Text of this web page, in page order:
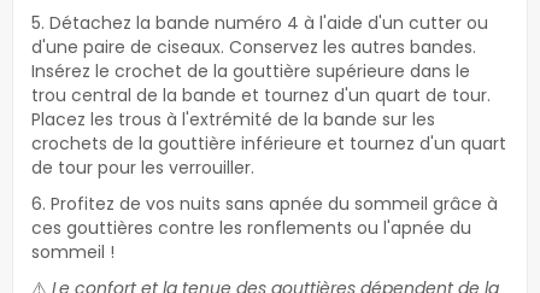
5. Détachez la bande numéro 4 à l'aide d'un cutter ou
d'une paire de ciseaux. Conservez les autres bandes.
Insérez le crochet de la gouttière supérieure dans le
trou central de la bande et tournez d'un quart de tour.
Placez les trous à l'extrémité de la bande sur les
crochets de la gouttière inférieure et tournez d'un quart
de tour pour les verrouiller.
6. Profitez de vos nuits sans apnée du sommeil grâce à
ces gouttières contre les ronflements ou l'apnée du
sommeil !
⚠️ Le confort et la tenue des gouttières dépendent de la